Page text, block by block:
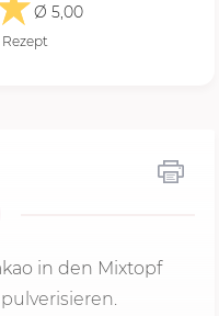
Ø 5,00
in den Mixtopf
pulverisieren.